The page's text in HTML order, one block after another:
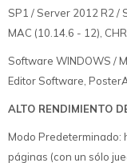
SP1 / Server 2012 R2 /
MAC (10.14.6 - 12),
Software WINDOWS /
Editor Software,
ALTO RENDIMIENTO
Modo Predeterminado:
páginas (con un sólo